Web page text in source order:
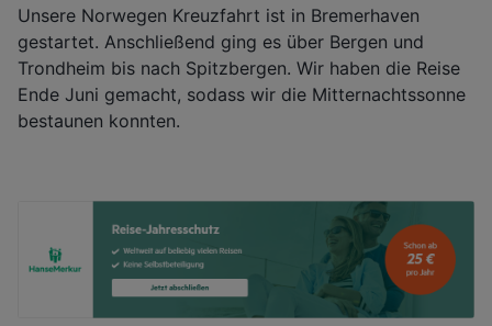
Unsere Norwegen Kreuzfahrt ist in Bremerhaven
gestartet. Anschließend ging es über Bergen und
Trondheim bis nach Spitzbergen. Wir haben die Reise
Ende Juni gemacht, sodass wir die Mitternachtssonne
bestaunen konnten.